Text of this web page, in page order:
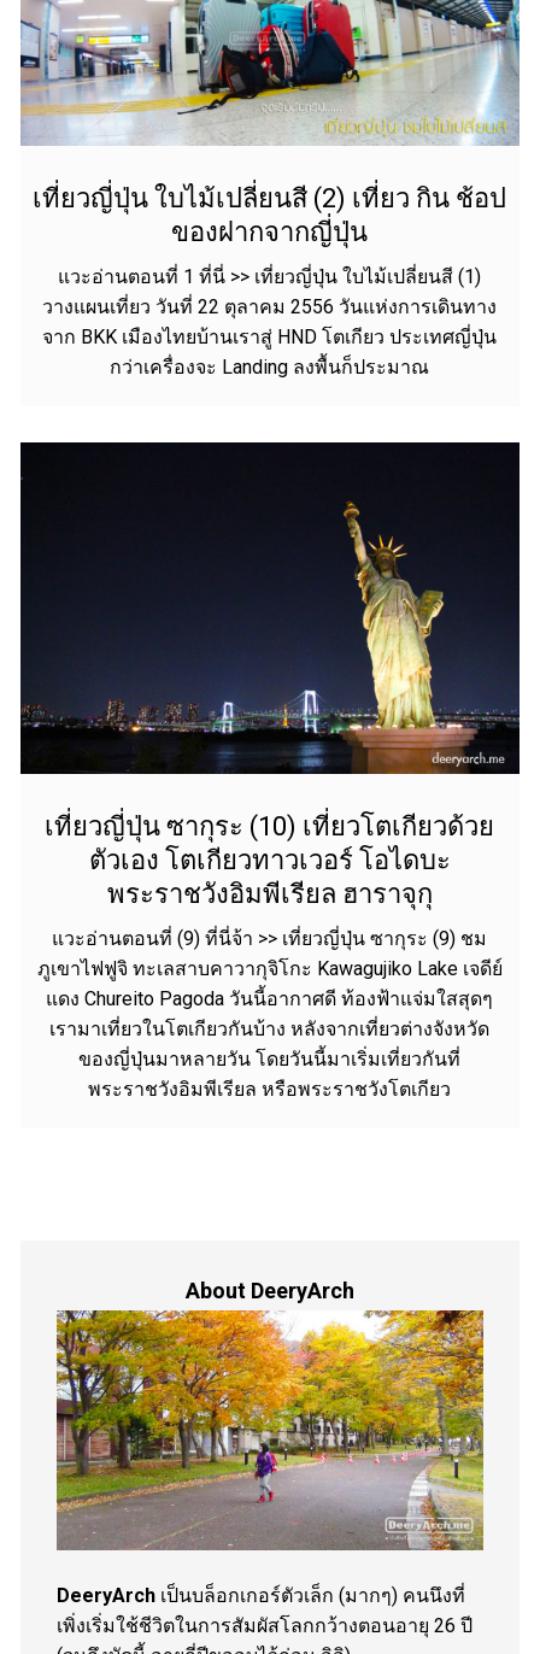
เที่ยวญี่ปุ่น ใบไม้เปลี่ยนสี (2) เที่ยว กิน ช้อป
ของฝากจากญี่ปุ่น
แวะอ่านตอนที่ 1 ที่นี่ >> เที่ยวญี่ปุ่น ใบไม้เปลี่ยนสี (1)
วางแผนเที่ยว วันที่ 22 ตุลาคม 2556 วันแห่งการเดินทาง
จาก BKK เมืองไทยบ้านเราสู่ HND โตเกียว ประเทศญี่ปุ่น
กว่าเครื่องจะ Landing ลงพื้นก็ประมาณ
เที่ยวญี่ปุ่น ซากุระ (10) เที่ยวโตเกียวด้วย
ตัวเอง โตเกียวทาวเวอร์ โอไดบะ
พระราชวังอิมพีเรียล ฮาราจุกุ
แวะอ่านตอนที่ (9) ที่นี่จ้า >> เที่ยวญี่ปุ่น ซากุระ (9) ชม
ภูเขาไฟฟูจิ ทะเลสาบคาวากุจิโกะ Kawagujiko Lake เจดีย์
แดง Chureito Pagoda วันนี้อากาศดี ท้องฟ้าแจ่มใสสุดๆ
เรามาเที่ยวในโตเกียวกันบ้าง หลังจากเที่ยวต่างจังหวัด
ของญี่ปุ่นมาหลายวัน โดยวันนี้มาเริ่มเที่ยวกันที่
พระราชวังอิมพีเรียล หรือพระราชวังโตเกียว
About DeeryArch
DeeryArch เป็นบล็อกเกอร์ตัวเล็ก (มากๆ) คนนึงที่
เพิ่งเริ่มใช้ชีวิตในการสัมผัสโลกกว้างตอนอายุ 26 ปี